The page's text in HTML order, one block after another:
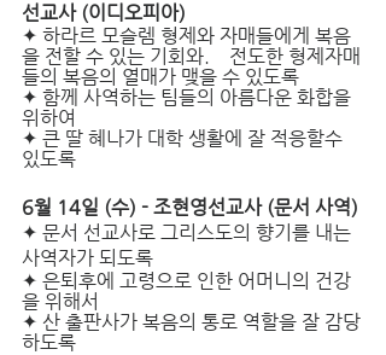
선교사 (이디오피아)
✦ 하라르 모슬렘 형제와 자매들에게 복음
을 전할 수 있는 기회와.    전도한 형제자매
들의 복음의 열매가 맺을 수 있도록
✦ 함께 사역하는 팀들의 아름다운 화합을
위하여
✦ 큰 딸 혜나가 대학 생활에 잘 적응할수
있도록
6월 14일 (수) - 조현영선교사 (문서 사역)
✦ 문서 선교사로 그리스도의 향기를 내는
사역자가 되도록
✦ 은퇴후에 고령으로 인한 어머니의 건강
을 위해서
✦ 산 출판사가 복음의 통로 역할을 잘 감당
하도록